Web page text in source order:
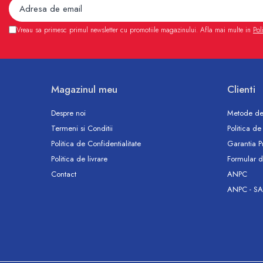
Accesorii
Vase WC
Rezervoare incastrate
clapete
Clapete rezervoare si accesorii
Ventiloconvectoare
Ventiloconvectoare
Termostate Accesorii Ventiloconvectoare
Aere conditionate
Vreau sa primesc primul newsletter cu promotiile magazinului. Afla mai multe in
Magazinul meu
Despre noi
Termeni si Conditii
Politica de Confidentialitate
Politica de livrare
Contact
Clienti
Metode
Politica de
Garantia
Formular
ANPC
ANPC -